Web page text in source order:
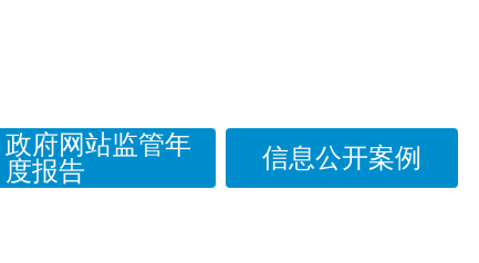
政府网站监管年
度报告
信息公开案例